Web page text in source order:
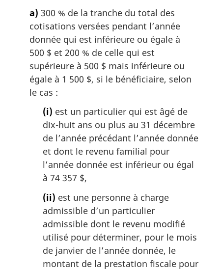
a) 300 % de la tranche du total des
cotisations versées pendant l’année
donnée qui est inférieure ou égale à
500 $ et 200 % de celle qui est
supérieure à 500 $ mais inférieure ou
égale à 1 500 $, si le bénéficiaire, selon
le cas :
(i) est un particulier qui est âgé de
dix-huit ans ou plus au 31 décembre
de l’année précédant l’année donnée
et dont le revenu familial pour
l’année donnée est inférieur ou égal
à 74 357 $,
(ii) est une personne à charge
admissible d’un particulier
admissible dont le revenu modifié
utilisé pour déterminer, pour le mois
de janvier de l’année donnée, le
montant de la prestation fiscale pour